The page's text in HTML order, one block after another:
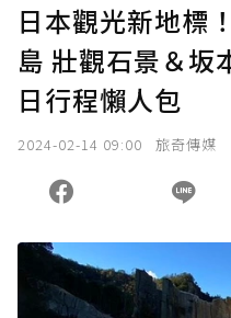
日本觀光新地標
島 壯觀石景＆坂
日行程懶人包
2024-02-14 09:00 旅奇傳媒